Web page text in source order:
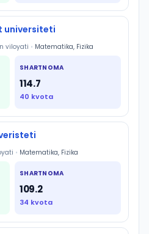
universiteti
viloyati • Matematika, Fizika
SHARTNOMA
114.7
40 kvota
• Matematika, Fizika
SHARTNOMA
109.2
34 kvota